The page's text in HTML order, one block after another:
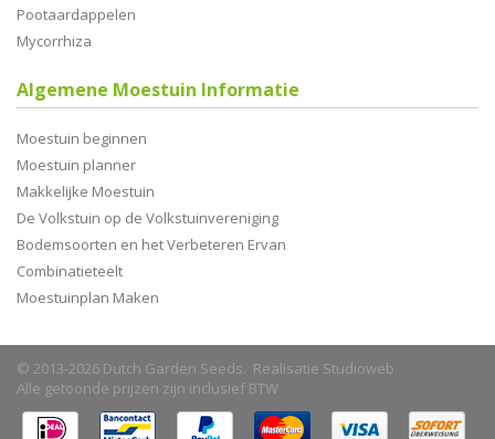
Pootaardappelen
Mycorrhiza
Algemene Moestuin Informatie
Moestuin beginnen
Moestuin planner
Makkelijke Moestuin
De Volkstuin op de Volkstuinvereniging
Bodemsoorten en het Verbeteren Ervan
Combinatieteelt
Moestuinplan Maken
© 2013-2026 Dutch Garden Seeds. Realisatie Studioweb
Alle getoonde prijzen zijn inclusief BTW